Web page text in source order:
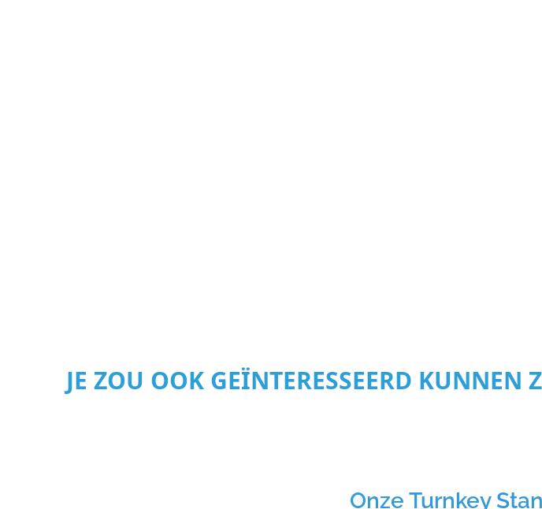
JE ZOU OOK GEÏNTERESSEERD KUNNEN
Onze Turnkey